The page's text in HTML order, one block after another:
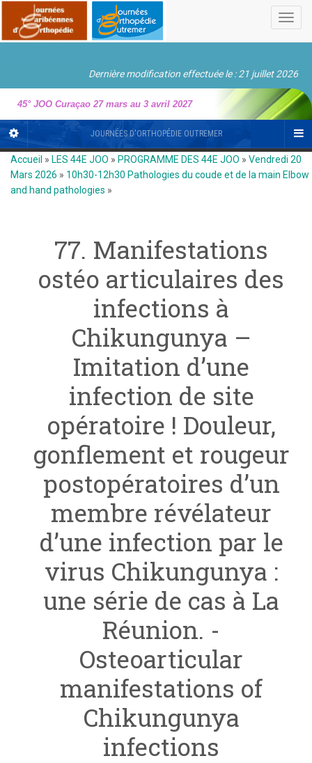
Dernière modification effectuée le : 21 juillet 2026
45° JOO Curaçao 27 mars au 3 avril 2027
JOURNÉES D'ORTHOPÉDIE OUTREMER
Accueil » LES 44E JOO » PROGRAMME DES 44E JOO » Vendredi 20
Mars 2026 » 10h30-12h30 Pathologies du coude et de la main Elbow
and hand pathologies »
77. Manifestations
ostéo articulaires des
infections à
Chikungunya –
Imitation d’une
infection de site
opératoire ! Douleur,
gonflement et rougeur
postopératoires d’un
membre révélateur
d’une infection par le
virus Chikungunya :
une série de cas à La
Réunion. -
Osteoarticular
manifestations of
Chikungunya
infections